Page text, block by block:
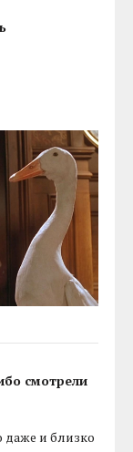
смотрели
даже и близко